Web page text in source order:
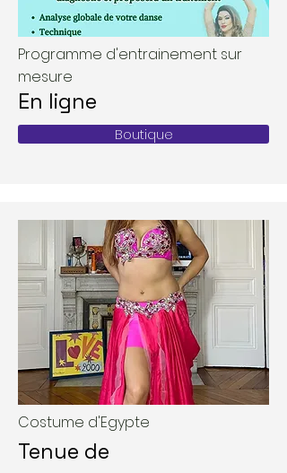
Programme d'entrainement sur
mesure
​En ligne
Boutique
Costume d'Egypte
Tenue de